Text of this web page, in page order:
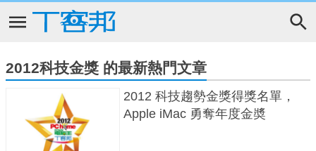
2012科技金獎 的最新熱門文章
2012 科技趨勢金獎得獎名單，
Apple iMac 勇奪年度金奬